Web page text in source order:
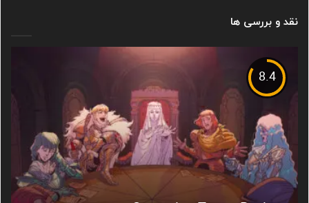
نقد و بررسی ها
8.4